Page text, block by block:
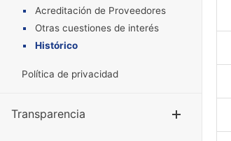
Acreditación de Proveedores
Otras cuestiones de interés
Histórico
Política de privacidad
Transparencia